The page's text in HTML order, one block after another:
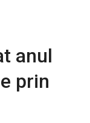
anul
prin